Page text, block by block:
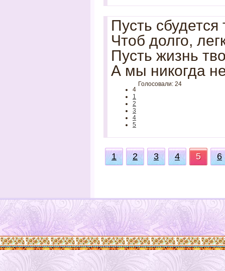
Пусть
Чтоб долго,
Пусть жизнь
А мы никогда
4
1
2
3
4
5
Голосовали: 24
1 2 3 4 5 6